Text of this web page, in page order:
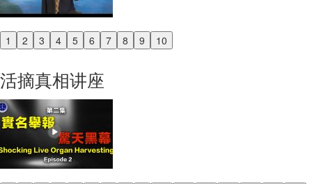
1 2 3 4 5 6 7 8 9 10
Previous
活摘真相讲座